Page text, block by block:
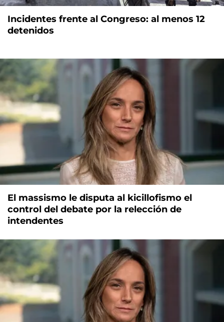
Incidentes frente al Congreso: al menos 12
detenidos
El massismo le disputa al kicillofismo el
control del debate por la relección de
intendentes